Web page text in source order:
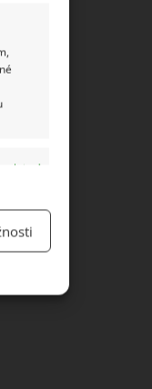
aktivní